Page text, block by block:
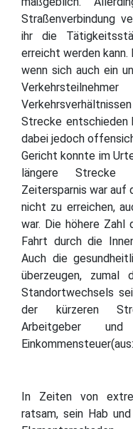
Straßenverbindung
ihr die
erreicht werden
wenn sich auch ein
Strecke entschieden
dabei jedoch
Gericht konnte im
längere Strecke
Zeitersparnis war auf
nicht zu erreichen,
war. Die höhere Zahl
Fahrt durch die
Auch die
überzeugen, zumal
Standortwechsels
der kürzeren
Arbeitgeber und
In Zeiten von
ratsam, sein Hab